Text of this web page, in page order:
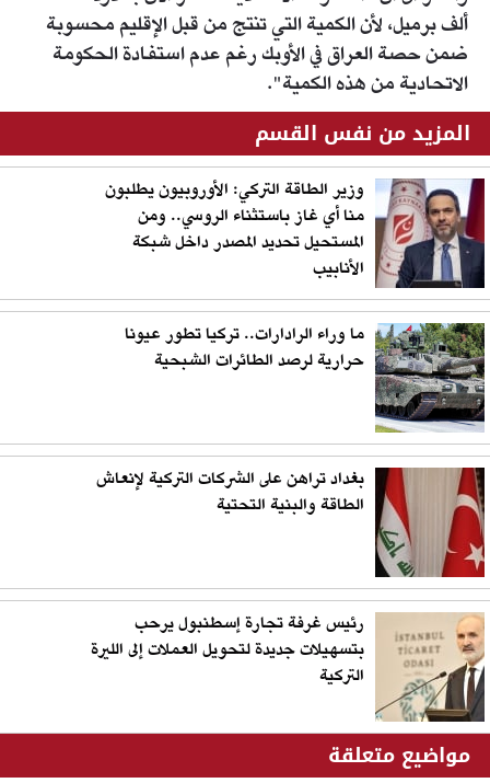
ألف برميل، لأن الكمية التي تنتج من قبل الإقليم محسوبة
ضمن حصة العراق في الأوبك رغم عدم استفادة الحكومة
الاتحادية من هذه الكمية".
المزيد من نفس القسم
وزير الطاقة التركي: الأوروبيون يطلبون
منا أي غاز باستثناء الروسي.. ومن
المستحيل تحديد المصدر داخل شبكة
الأنابيب
ما وراء الرادارات.. تركيا تطور عيونا
حرارية لرصد الطائرات الشبحية
بغداد تراهن على الشركات التركية لإنعاش
الطاقة والبنية التحتية
رئيس غرفة تجارة إسطنبول يرحب
بتسهيلات جديدة لتحويل العملات إلى الليرة
التركية
مواضيع متعلقة